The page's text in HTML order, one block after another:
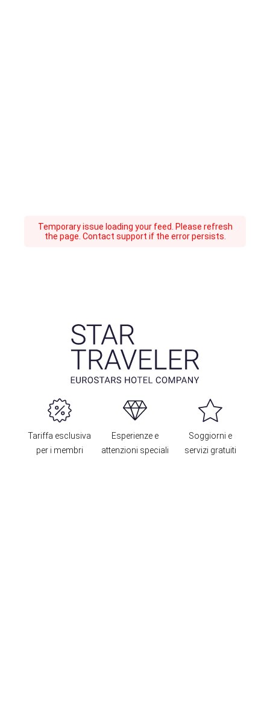
Temporary issue loading your feed. Please refresh
the page. Contact support if the error persists.
Tariffa esclusiva
per i membri
Esperienze e
attenzioni speciali
Soggiorni e
servizi gratuiti